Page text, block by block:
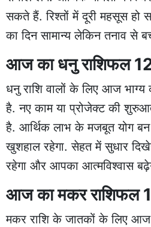
सकते हैं. रिश्तों में दूरी महसूस
का दिन सामान्य लेकिन तनाव से
आज का धनु राशिफल
धनु राशि वालों के लिए आज भाग्य
है. नए काम या प्रोजेक्ट की
है. आर्थिक लाभ के मजबूत योग बन
खुशहाल रहेगा. सेहत में सुधार
रहेगा और आपका आत्मविश्वास
आज का मकर राशिफल
मकर राशि के जातकों के लिए आज